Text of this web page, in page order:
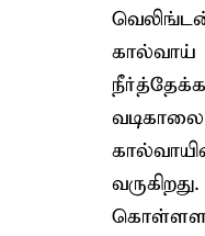
கால்வாய்